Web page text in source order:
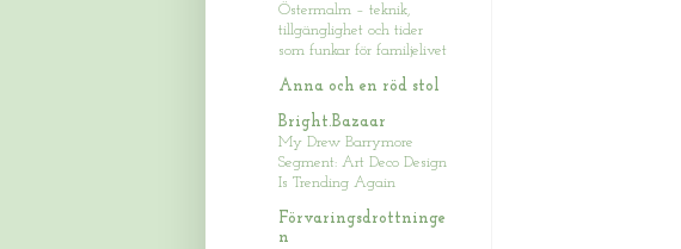
Östermalm – teknik,
tillgänglighet och tider
som funkar för familjelivet
Anna och en röd stol
Bright.Bazaar
My Drew Barrymore
Segment: Art Deco Design
Is Trending Again
Förvaringsdrottninge
n